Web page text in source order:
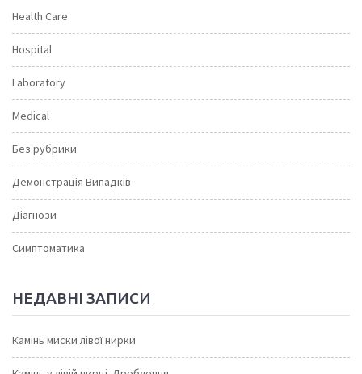
Health Care
Hospital
Laboratory
Medical
Без рубрики
Демонстрація Випадків
Діагнози
Симптоматика
НЕДАВНІ ЗАПИСИ
Камінь миски лівої нирки